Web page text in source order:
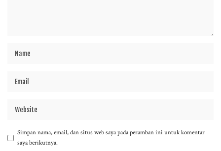
Simpan nama, email, dan situs web saya pada peramban ini untuk komentar
saya berikutnya.